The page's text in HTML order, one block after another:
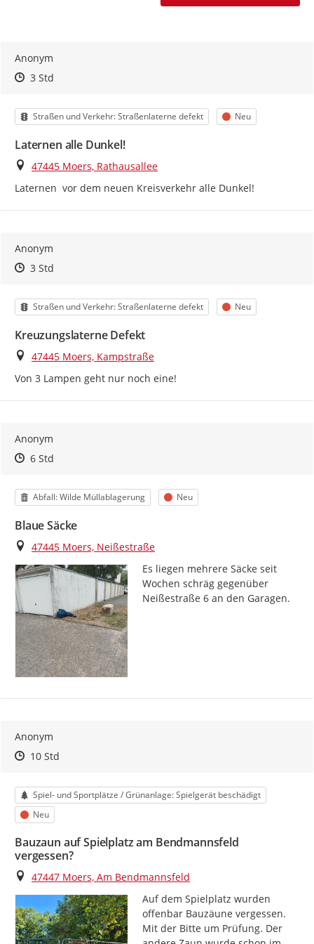
Anonym
Zeitpunkt des Erstellens
Zeitpunkt des Erstellens
3 StdZur Äußerung
Kategorie
Straßen und Verkehr: Straßenlaterne defekt Status
Neu
Laternen alle Dunkel!
Ort
47445 Moers, Rathausallee
Laternen  vor dem neuen Kreisverkehr alle Dunkel!
Anonym
Zeitpunkt des Erstellens
Zeitpunkt des Erstellens
3 StdZur Äußerung
Kategorie
Straßen und Verkehr: Straßenlaterne defekt Status
Neu
Kreuzungslaterne Defekt
Ort
47445 Moers, Kampstraße
Von 3 Lampen geht nur noch eine!
Anonym
Zeitpunkt des Erstellens
Zeitpunkt des Erstellens
6 StdZur Äußerung
Kategorie
Abfall: Wilde Müllablagerung Status
Neu
Blaue Säcke
Ort
47445 Moers, Neißestraße
Es liegen mehrere Säcke seit
Wochen schräg gegenüber
Neißestraße 6 an den Garagen.
Anonym
Zeitpunkt des Erstellens
Zeitpunkt des Erstellens
10 StdZur Äußerung
Kategorie
Spiel- und Sportplätze / Grünanlage: Spielgerät beschädigt
Status
Neu
Bauzaun auf Spielplatz am Bendmannsfeld
vergessen?
Ort
47447 Moers, Am Bendmannsfeld
Auf dem Spielplatz wurden
offenbar Bauzäune vergessen.
Mit der Bitte um Prüfung. Der